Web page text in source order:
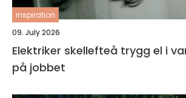
inspiration
09. July 2026
Elektriker skellefteå trygg el i vardagen och
på jobbet